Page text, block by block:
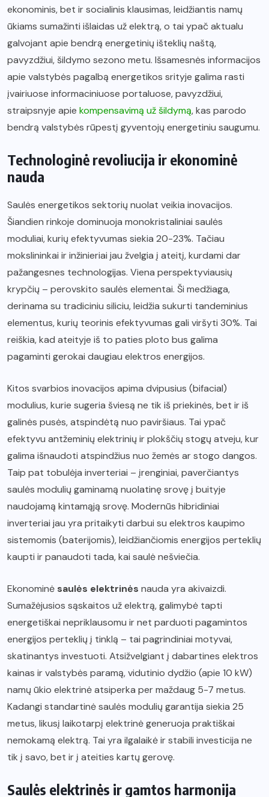
ekonominis, bet ir socialinis klausimas, leidžiantis namų
ūkiams sumažinti išlaidas už elektrą, o tai ypač aktualu
galvojant apie bendrą energetinių išteklių naštą,
pavyzdžiui, šildymo sezono metu. Išsamesnės informacijos
apie valstybės pagalbą energetikos srityje galima rasti
įvairiuose informaciniuose portaluose, pavyzdžiui,
straipsnyje apie kompensavimą už šildymą, kas parodo
bendrą valstybės rūpestį gyventojų energetiniu saugumu.
Technologinė revoliucija ir ekonominė
nauda
Saulės energetikos sektorių nuolat veikia inovacijos.
Šiandien rinkoje dominuoja monokristaliniai saulės
moduliai, kurių efektyvumas siekia 20-23%. Tačiau
mokslininkai ir inžinieriai jau žvelgia į ateitį, kurdami dar
pažangesnes technologijas. Viena perspektyviausių
krypčių – perovskito saulės elementai. Ši medžiaga,
derinama su tradiciniu siliciu, leidžia sukurti tandeminius
elementus, kurių teorinis efektyvumas gali viršyti 30%. Tai
reiškia, kad ateityje iš to paties ploto bus galima
pagaminti gerokai daugiau elektros energijos.
Kitos svarbios inovacijos apima dvipusius (bifacial)
modulius, kurie sugeria šviesą ne tik iš priekinės, bet ir iš
galinės pusės, atspindėtą nuo paviršiaus. Tai ypač
efektyvu antžeminių elektrinių ir plokščių stogų atveju, kur
galima išnaudoti atspindžius nuo žemės ar stogo dangos.
Taip pat tobulėja inverteriai – įrenginiai, paverčiantys
saulės modulių gaminamą nuolatinę srovę į buityje
naudojamą kintamąją srovę. Modernūs hibridiniai
inverteriai jau yra pritaikyti darbui su elektros kaupimo
sistemomis (baterijomis), leidžiančiomis energijos perteklių
kaupti ir panaudoti tada, kai saulė nešviečia.
Ekonominė saulės elektrinės nauda yra akivaizdi.
Sumažėjusios sąskaitos už elektrą, galimybė tapti
energetiškai nepriklausomu ir net parduoti pagamintos
energijos perteklių į tinklą – tai pagrindiniai motyvai,
skatinantys investuoti. Atsižvelgiant į dabartines elektros
kainas ir valstybės paramą, vidutinio dydžio (apie 10 kW)
namų ūkio elektrinė atsiperka per maždaug 5-7 metus.
Kadangi standartinė saulės modulių garantija siekia 25
metus, likusį laikotarpį elektrinė generuoja praktiškai
nemokamą elektrą. Tai yra ilgalaikė ir stabili investicija ne
tik į savo, bet ir į ateities kartų gerovę.
Saulės elektrinės ir gamtos harmonija